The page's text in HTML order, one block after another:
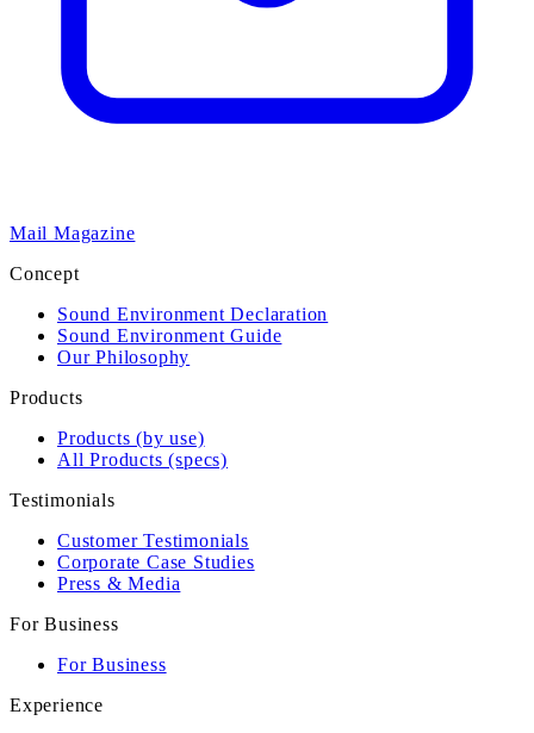
Mail Magazine
Concept
Sound Environment Declaration
Sound Environment Guide
Our Philosophy
Products
Products (by use)
All Products (specs)
Testimonials
Customer Testimonials
Corporate Case Studies
Press & Media
For Business
For Business
Experience